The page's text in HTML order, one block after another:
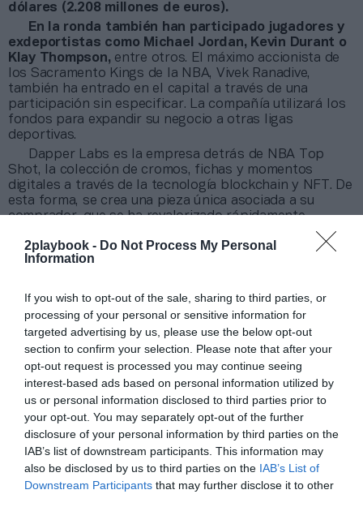
2playbook - Do Not Process My Personal
Information
If you wish to opt-out of the sale, sharing to third parties, or
processing of your personal or sensitive information for
targeted advertising by us, please use the below opt-out
section to confirm your selection. Please note that after your
opt-out request is processed you may continue seeing
interest-based ads based on personal information utilized by
us or personal information disclosed to third parties prior to
your opt-out. You may separately opt-out of the further
disclosure of your personal information by third parties on the
IAB’s list of downstream participants. This information may
also be disclosed by us to third parties on the IAB’s List of
Downstream Participants that may further disclose it to other
Índex2P
dólares (2.208 millones de euros).
En la ronda también han participado jugadores y
exdeportistas como Michael Jordan, Kevin Durant o
Klay Thompson, entre otros. El máximo accionista de
los Sacramento Kings de la NBA, Vivek Ranadive,
también ha entrado en el capital a través de una
participación sin especificar. La compañía utilizará los
fondos para expandir su negocio a otras ligas
deportivas.
Dapper Labs es la empresa detrás de NBA Top
Shot, la colección de cromos, fichas y momentos
digitales a través de la tecnología blockchain y NFT. De
esta forma, se crea una pieza única asociada a su
comprador, que se ha revalorizado rápidamente.
Actualmente hay más de 800.000 cuentas registradas
en su plataforma y ha movido 450 millones de dólares
en más de tres millones de transacciones.
Añadir2Playbookcomo fuente preferida de Google
de forma gratuita
Mantente informado con las últimas noticias de actualidad.
ACTIVAR AHORA
Compartir
Imprimir